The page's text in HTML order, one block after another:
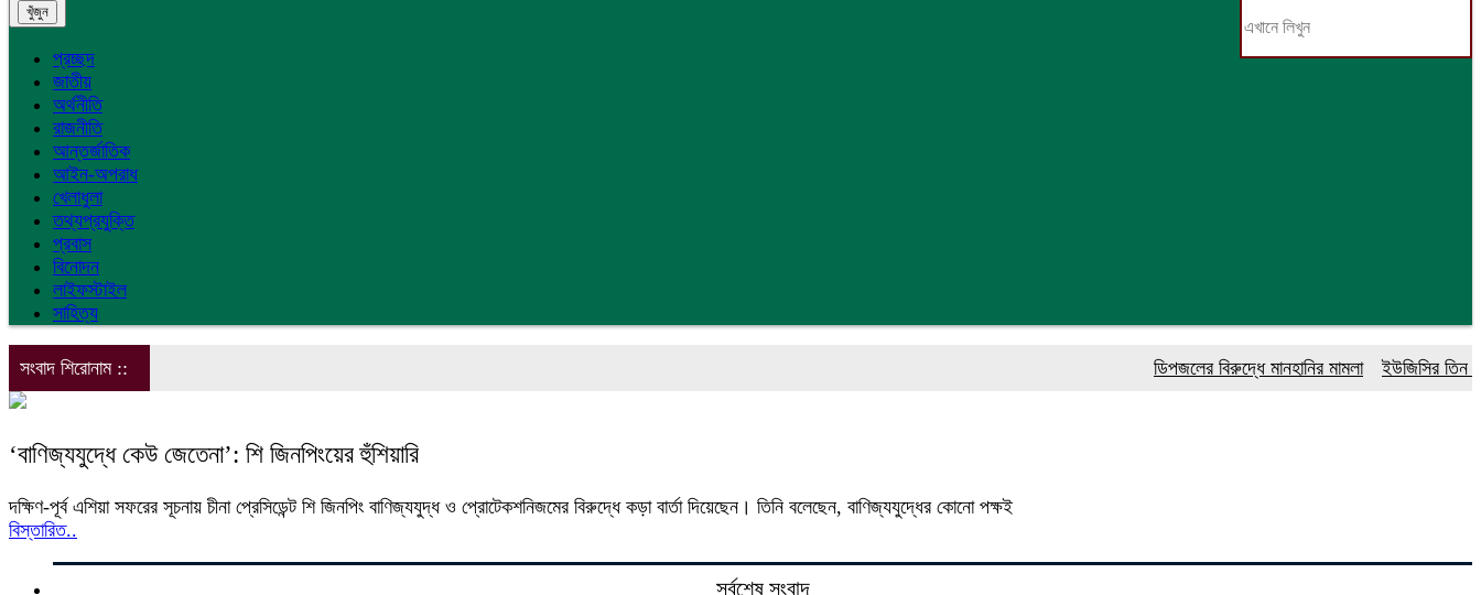
প্রচ্ছদ
জাতীয়
অর্থনীতি
রাজনীতি
আন্তর্জাতিক
আইন-অপরাধ
খেলাধুলা
তথ্যপ্রযুক্তি
প্রবাস
বিনোদন
লাইফস্টাইল
সাহিত্য
সংবাদ শিরোনাম :: ডিপজলের বিরুদ্ধে মানহানির মামলা ইউজিসির তিন
‘বাণিজ্যযুদ্ধে কেউ জেতেনা’: শি জিনপিংয়ের হুঁশিয়ারি
দক্ষিণ-পূর্ব এশিয়া সফরের সূচনায় চীনা প্রেসিডেন্ট শি জিনপিং বাণিজ্যযুদ্ধ ও প্রোটেকশনিজমের বিরুদ্ধে কড়া বার্তা দিয়েছেন। তিনি বলেছেন, বাণিজ্যযুদ্ধের কোনো পক্ষই
বিস্তারিত..
সর্বশেষ সংবাদ